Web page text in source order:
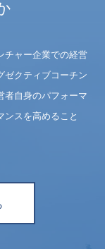
チャー企業での経営
ゼクティブコーチン
者自身のパフォーマ
ンスを高めること